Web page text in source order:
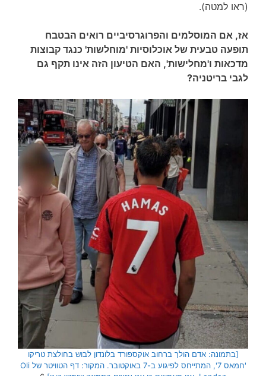
(ראו למטה).
אז, אם המוסלמים והפרוגרסיביים רואים הבטבח
תופעה טבעית של אוכלוסיות 'מוחלשות' כנגד קבוצות
מדכאות ו'מחלישות', האם הטיעון הזה אינו תקף גם
לגבי בריטניה?
[בתמונה: אדם הולך ברחוב אוקספורד בלונדון לבוש בחולצת טריקו
'חמאס 7', המתייחס לפיגוע ב-7 באוקטובר. המקור: דף הטוויטר של Oli